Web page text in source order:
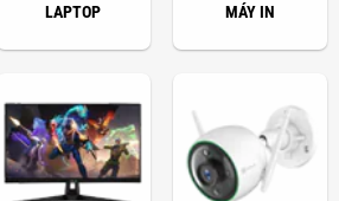
LAPTOP MÁY IN